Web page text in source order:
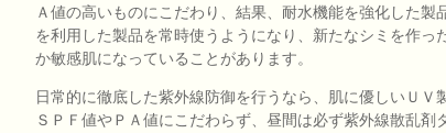
Ａ値の高いものにこだわり、結果、耐水機能を強化した製
を利用した製品を常時使うようになり、新たなシミを作っ
か敏感肌になっていることがあります。
日常的に徹底した紫外線防御を行うなら、肌に優しいＵＶ
ＳＰＦ値やＰＡ値にこだわらず、昼間は必ず紫外線散乱剤